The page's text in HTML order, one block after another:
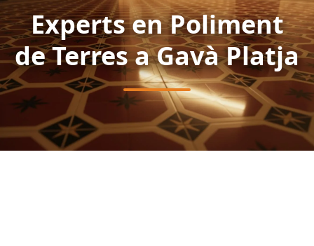
Experts en Poliment
de Terres a Gavà Platja